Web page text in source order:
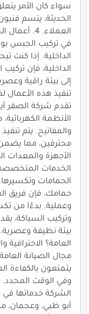
سواء كان الأمر
الحديثة، يتسم
العملاء. 4.
في تركيب الجبس
الداخلية. إذا كنت
الداخلية، فإن
إلى بيئة راقية
تقدم شركة الصقر
الأنظمة
والمفاتيح. يتم
محترفين، مما يضمن
الخدمات المتخصصة
الحمامات
حمامك، فإن فريق
وعملية. بدءًا من
وتركيب السباكة،
بيئة نظيفة وعصرية.
العامة؟
مجال الصيانة
يتمتعون بالكفاءة
وفي الوقت المحدد.
الشركة خدماتها في
أبو ظبي، وعجمان،